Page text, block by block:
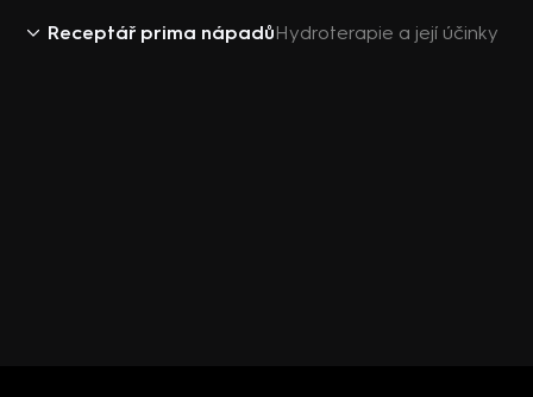
Receptář prima nápadůHydroterapie a její účinky